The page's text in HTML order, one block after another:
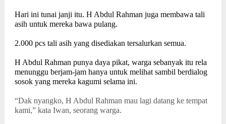
Hari ini tunai janji itu. H Abdul Rahman juga membawa tali
asih untuk mereka bawa pulang.
2.000 pcs tali asih yang disediakan tersalurkan semua.
H Abdul Rahman punya daya pikat, warga sebanyak itu rela
menunggu berjam-jam hanya untuk melihat sambil berdialog
sosok yang mereka kagumi selama ini.
“Dak nyangko, H Abdul Rahman mau lagi datang ke tempat
kami,” kata Iwan, seorang warga.